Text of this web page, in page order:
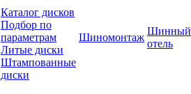
Каталог дисков
Подбор по
параметрам
Литые диски
Штампованные
диски
Шиномонтаж
Шинный
отель